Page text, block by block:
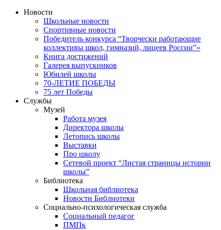
Новости
Школьные новости
Спортивные новости
Победитель конкурса “Творчески работающие
коллективы школ, гимназий, лицеев России”»
Книга достижений
Галерея выпускников
Юбилей школы
70-ЛЕТИЕ ПОБЕДЫ
75 лет Победы
Службы
Музей
Работа музея
Директора школы
Летопись школы
Выставки
Про школу
Сетевой проект “Листая страницы истории
школы”
Библиотека
Школьная библиотека
Новости Библиотеки
Социально-психологическая служба
Социальный педагог
ПМПк